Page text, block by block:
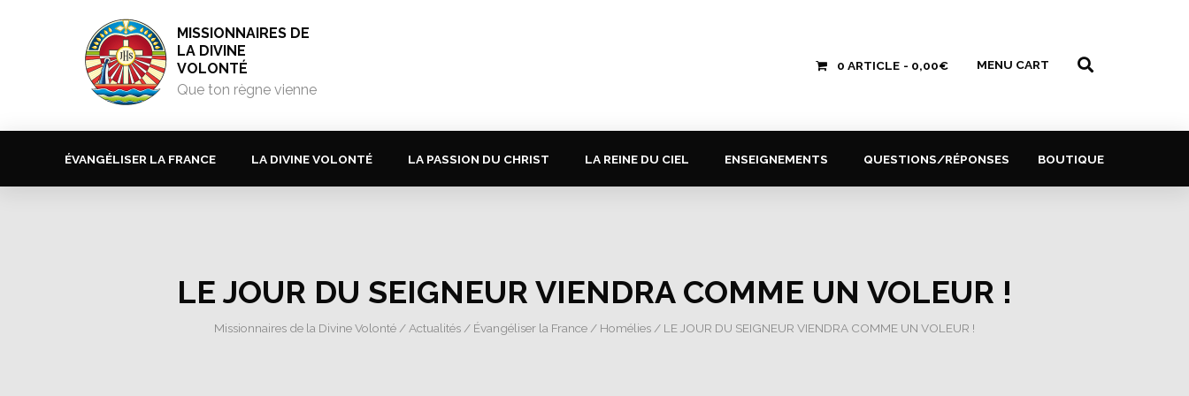
MISSIONNAIRES DE
LA DIVINE
VOLONTÉ
Que ton règne vienne
0 ARTICLE 0,00€ MENU CART
ÉVANGÉLISER LA FRANCE LA DIVINE VOLONTÉ LA PASSION DU CHRIST LA REINE DU CIEL ENSEIGNEMENTS QUESTIONS/RÉPONSES BOUTIQUE
LE JOUR DU SEIGNEUR VIENDRA COMME UN VOLEUR !
Missionnaires de la Divine Volonté / Actualités / Évangéliser la France / Homélies / LE JOUR DU SEIGNEUR VIENDRA COMME UN VOLEUR !